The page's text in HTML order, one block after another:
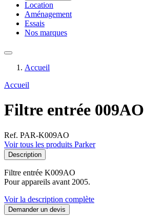
Location
Aménagement
Essais
Nos marques
Accueil
Accueil
Filtre entrée 009AO
Ref. PAR-K009AO
Voir tous les produits Parker
Description
Filtre entrée K009AO
Pour appareils avant 2005.
Voir la description complète
Demander un devis